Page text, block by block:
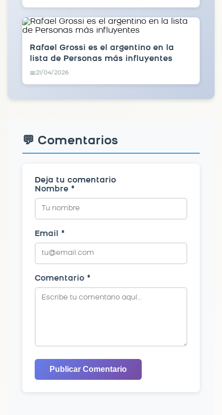
Rafael Grossi es el argentino en la
lista de Personas más influyentes
📅21/04/2026
💬 Comentarios
Deja tu comentario
Nombre *
Email *
Comentario *
Publicar Comentario